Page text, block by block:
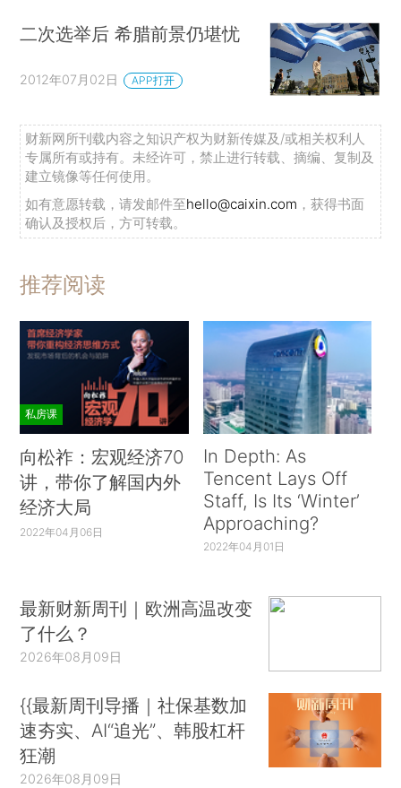
二次选举后 希腊前景仍堪忧
2012年07月02日 APP打开
财新网所刊载内容之知识产权为财新传媒及/或相关权利人
专属所有或持有。未经许可，禁止进行转载、摘编、复制及
建立镜像等任何使用。
如有意愿转载，请发邮件至hello@caixin.com ，获得书面
确认及授权后，方可转载。
推荐阅读
私房课
向松祚：宏观经济70
讲，带你了解国内外
经济大局
2022年04月06日
In Depth: As
Tencent Lays Off
Staff, Is Its ‘Winter’
Approaching?
2022年04月01日
最新财新周刊｜欧洲高温改变
了什么？
2026年08月09日
{{最新周刊导播｜社保基数加
速夯实、AI“追光”、韩股杠杆
狂潮
2026年08月09日